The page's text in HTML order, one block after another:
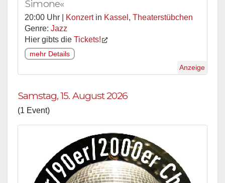
Simone«
20:00 Uhr | Konzertin Kassel , Theaterstübchen
Genre: Jazz
Hier gibts die Tickets!
mehr Details
Anzeige
Samstag, 15. August 2026
(1 Event)